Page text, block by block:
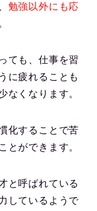
勉強以外にも応
ても、仕事を習
に疲れることも
なくなります。
化することで苦
とができます。
と呼ばれている
しているようで